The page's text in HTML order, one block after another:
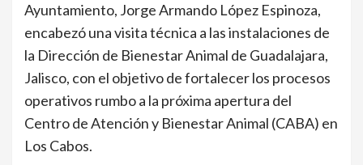
Ayuntamiento, Jorge Armando López Espinoza,
encabezó una visita técnica a las instalaciones de
la Dirección de Bienestar Animal de Guadalajara,
Jalisco, con el objetivo de fortalecer los procesos
operativos rumbo a la próxima apertura del
Centro de Atención y Bienestar Animal (CABA) en
Los Cabos.